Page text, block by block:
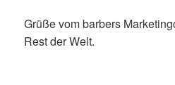
Grüße vom barbers
Rest der Welt.